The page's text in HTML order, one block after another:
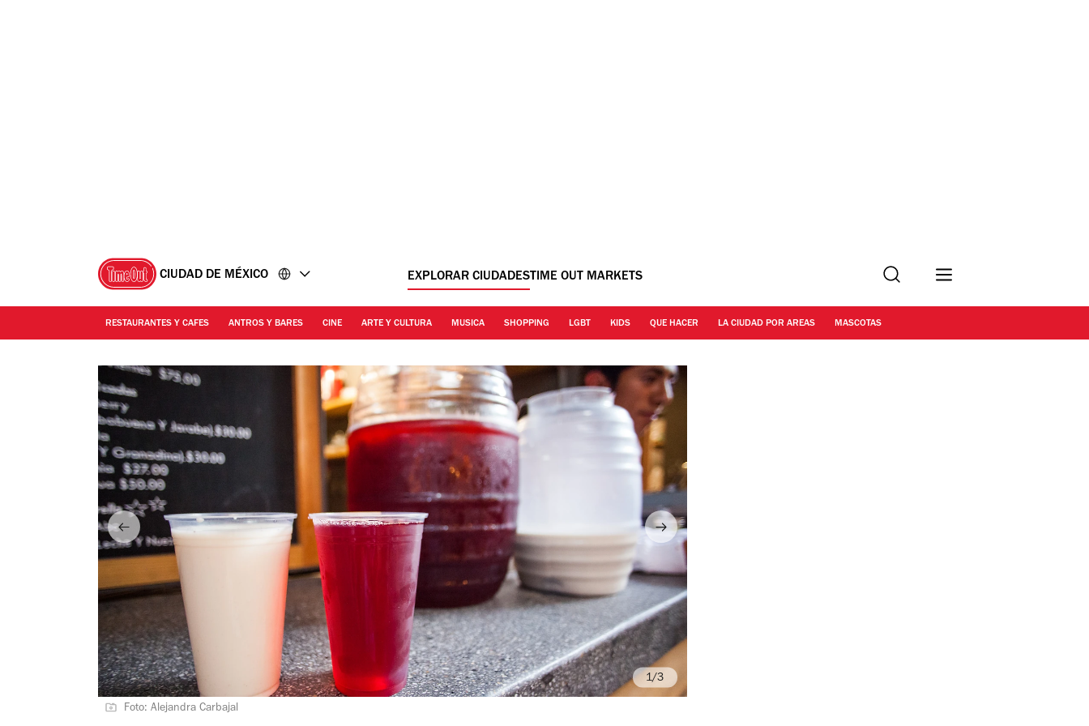
CIUDAD DE MÉXICO EXPLORAR CIUDADESTIME OUT MARKETS Buscar
RESTAURANTES Y CAFES ANTROS Y BARES CINE ARTE Y CULTURA MUSICA SHOPPING LGBT KIDS QUE HACER LA CIUDAD POR AREAS MASCOTAS
Foto: Alejandra Carbajal
/3